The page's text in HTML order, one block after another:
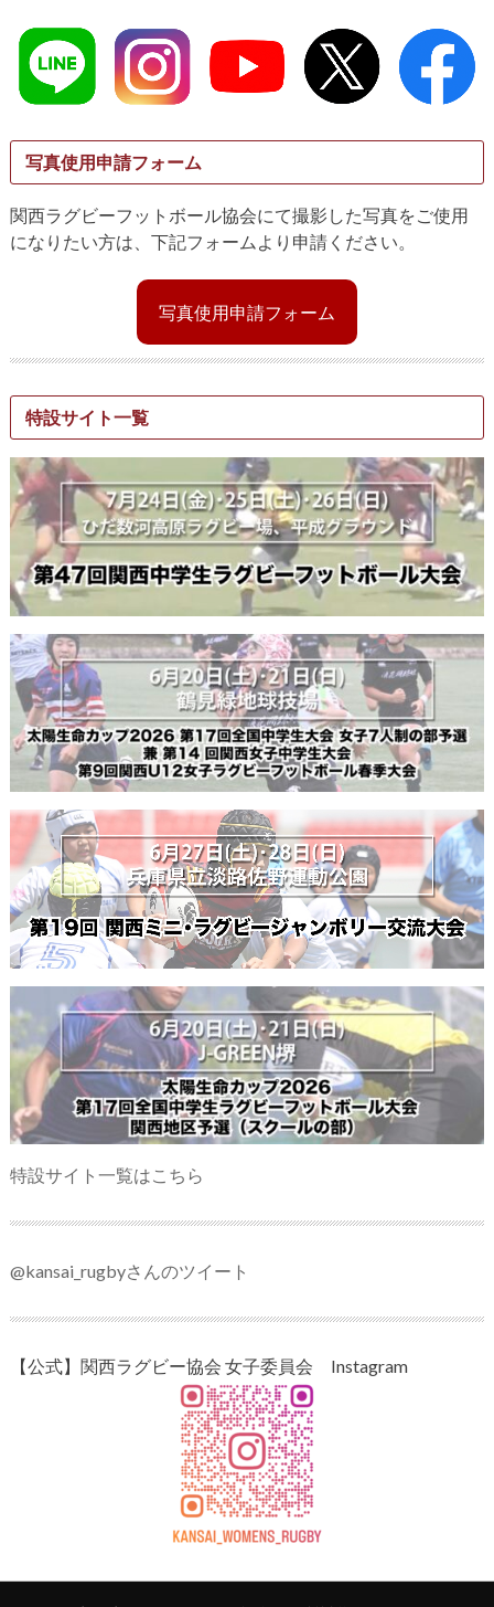
写真使用申請フォーム
関西ラグビーフットボール協会にて撮影した写真をご使用
になりたい方は、下記フォームより申請ください。
写真使用申請フォーム
特設サイト一覧
特設サイト一覧はこちら
@kansai_rugbyさんのツイート
【公式】関西ラグビー協会 女子委員会 Instagram